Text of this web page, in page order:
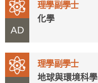
AD
理學副學士
化學
理學副學士
地球與環境科學